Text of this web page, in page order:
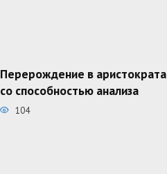
Перерождение в аристократа
со способностью анализа
104